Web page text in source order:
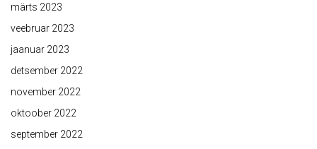
märts 2023
veebruar 2023
jaanuar 2023
detsember 2022
november 2022
oktoober 2022
september 2022